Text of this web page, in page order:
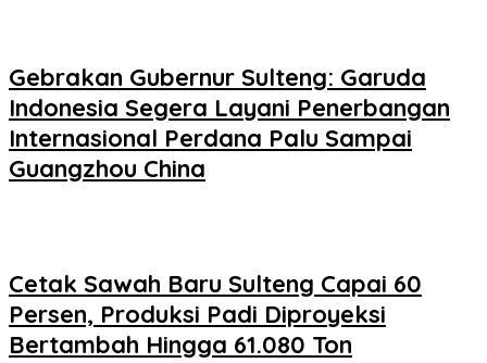
Gebrakan Gubernur Sulteng: Garuda
Indonesia Segera Layani Penerbangan
Internasional Perdana Palu Sampai
Guangzhou China
Cetak Sawah Baru Sulteng Capai 60
Persen, Produksi Padi Diproyeksi
Bertambah Hingga 61.080 Ton